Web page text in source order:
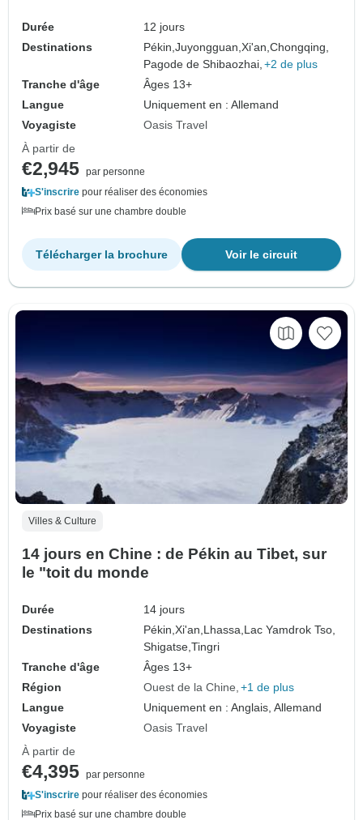
Durée
12 jours
Destinations
Pékin,Juyongguan,Xi'an,Chongqing,
Pagode de Shibaozhai, +2 de plus
Tranche d'âge
Âges 13+
Langue
Uniquement en : Allemand
Voyagiste
Oasis Travel
À partir de
€2,945 par personne
S'inscrire pour réaliser des économies
Prix basé sur une chambre double
Voir le circuit
Télécharger la brochure
Villes & Culture
14 jours en Chine : de Pékin au Tibet, sur
le "toit du monde
Durée
14 jours
Destinations
Pékin,Xi'an,Lhassa,Lac Yamdrok Tso,
Shigatse,Tingri
Tranche d'âge
Âges 13+
Région
Ouest de la Chine +1 de plus
Langue
Uniquement en : Anglais, Allemand
Voyagiste
Oasis Travel
À partir de
€4,395 par personne
S'inscrire pour réaliser des économies
Prix basé sur une chambre double